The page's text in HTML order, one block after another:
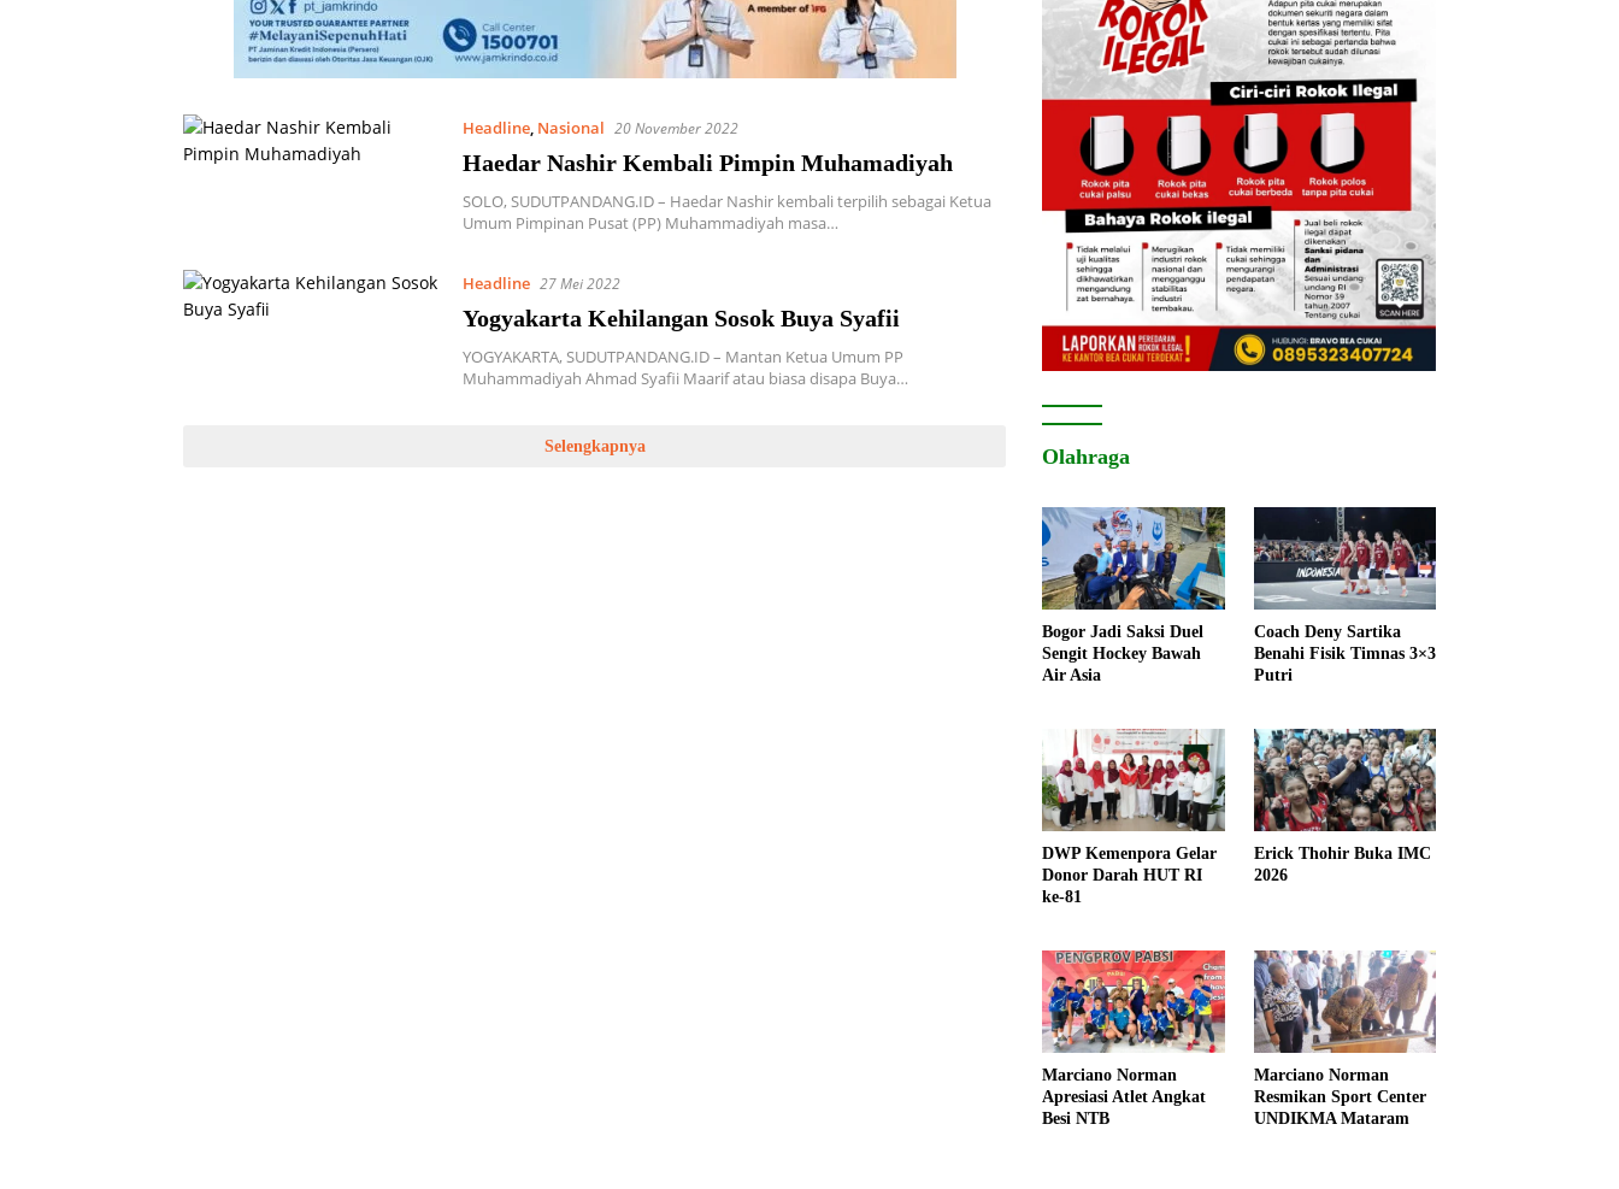
Headline, Nasional 20 November 2022
Haedar Nashir Kembali Pimpin Muhamadiyah
SOLO, SUDUTPANDANG.ID – Haedar Nashir kembali terpilih sebagai Ketua
Umum Pimpinan Pusat (PP) Muhammadiyah masa…
Headline 27 Mei 2022
Yogyakarta Kehilangan Sosok Buya Syafii
YOGYAKARTA, SUDUTPANDANG.ID – Mantan Ketua Umum PP
Muhammadiyah Ahmad Syafii Maarif atau biasa disapa Buya…
Selengkapnya Olahraga
Bogor Jadi Saksi Duel
Sengit Hockey Bawah
Air Asia
Coach Deny Sartika
Benahi Fisik Timnas 3×3
Putri
DWP Kemenpora Gelar
Donor Darah HUT RI
ke-81
Erick Thohir Buka IMC
2026
Marciano Norman
Apresiasi Atlet Angkat
Besi NTB
Marciano Norman
Resmikan Sport Center
UNDIKMA Mataram